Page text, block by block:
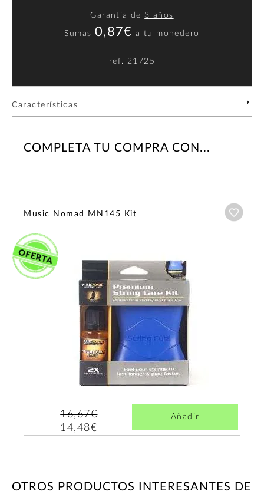
Garantía de 3 años
Sumas 0,87€ atu monedero
ref. 21725
Características
COMPLETA TU COMPRA CON...
Music Nomad MN145 Kit
16,67€
14,48€
Añadir
OTROS PRODUCTOS INTERESANTES DE